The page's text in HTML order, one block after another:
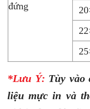
đứng
*Lưu Ý: Tùy vào
liệu mực in và